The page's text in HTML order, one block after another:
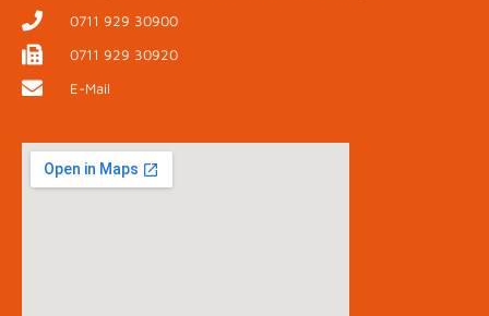
0711 929 30900
0711 929 30920
E-Mail